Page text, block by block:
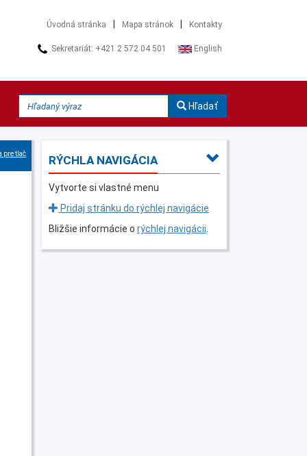
Úvodná stránka Mapa stránok Kontakty
Sekretariát: +421 2 572 04 501 English
Hľadať
pre tlač RÝCHLA NAVIGÁCIA
Vytvorte si vlastné menu
Pridaj stránku do rýchlej navigácie
Bližšie informácie o rýchlej navigácii